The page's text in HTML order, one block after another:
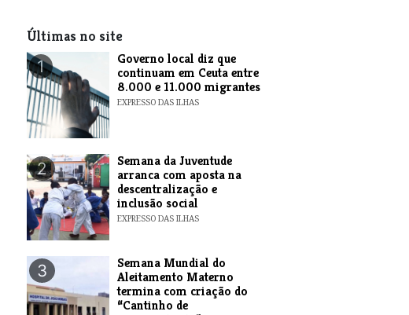
Últimas no site
1
​Governo local diz que
continuam em Ceuta entre
8.000 e 11.000 migrantes
EXPRESSO DAS ILHAS
2
Semana da Juventude
arranca com aposta na
descentralização e
inclusão social
EXPRESSO DAS ILHAS
3
Semana Mundial do
Aleitamento Materno
termina com criação do
“Cantinho de